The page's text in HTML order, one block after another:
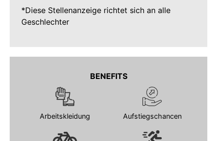
*Diese Stellenanzeige richtet sich an alle
Geschlechter
BENEFITS
Arbeitskleidung Aufstiegschancen